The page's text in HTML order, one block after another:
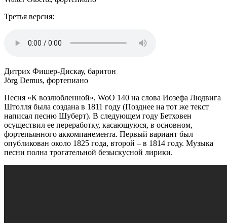
Третья версия:
Дитрих Фишер-Дискау, баритон
Jörg Demus, фортепиано
Песня «К возлюбленной», WoO 140 на слова Иозефа Людвига
Штолля была создана в 1811 году (Позднее на тот же текст
написал песню Шуберт). В следующем году Бетховен
осуществил ее переработку, касающуюся, в основном,
фортепьянного аккомпанемента. Первый вариант был
опубликован около 1825 года, второй – в 1814 году. Музыка
песни полна трогательной безыскусной лирики.